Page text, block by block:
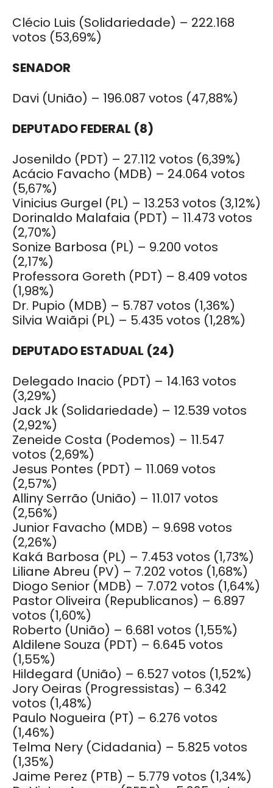
Clécio Luis (Solidariedade) – 222.168
votos (53,69%)
SENADOR
Davi (União) – 196.087 votos (47,88%)
DEPUTADO FEDERAL (8)
Josenildo (PDT) – 27.112 votos (6,39%)
Acácio Favacho (MDB) – 24.064 votos
(5,67%)
Vinicius Gurgel (PL) – 13.253 votos (3,12%)
Dorinaldo Malafaia (PDT) – 11.473 votos
(2,70%)
Sonize Barbosa (PL) – 9.200 votos
(2,17%)
Professora Goreth (PDT) – 8.409 votos
(1,98%)
Dr. Pupio (MDB) – 5.787 votos (1,36%)
Silvia Waiãpi (PL) – 5.435 votos (1,28%)
DEPUTADO ESTADUAL (24)
Delegado Inacio (PDT) – 14.163 votos
(3,29%)
Jack Jk (Solidariedade) – 12.539 votos
(2,92%)
Zeneide Costa (Podemos) – 11.547
votos (2,69%)
Jesus Pontes (PDT) – 11.069 votos
(2,57%)
Alliny Serrão (União) – 11.017 votos
(2,56%)
Junior Favacho (MDB) – 9.698 votos
(2,26%)
Kaká Barbosa (PL) – 7.453 votos (1,73%)
Liliane Abreu (PV) – 7.202 votos (1,68%)
Diogo Senior (MDB) – 7.072 votos (1,64%)
Pastor Oliveira (Republicanos) – 6.897
votos (1,60%)
Roberto (União) – 6.681 votos (1,55%)
Aldilene Souza (PDT) – 6.645 votos
(1,55%)
Hildegard (União) – 6.527 votos (1,52%)
Jory Oeiras (Progressistas) – 6.342
votos (1,48%)
Paulo Nogueira (PT) – 6.276 votos
(1,46%)
Telma Nery (Cidadania) – 5.825 votos
(1,35%)
Jaime Perez (PTB) – 5.779 votos (1,34%)